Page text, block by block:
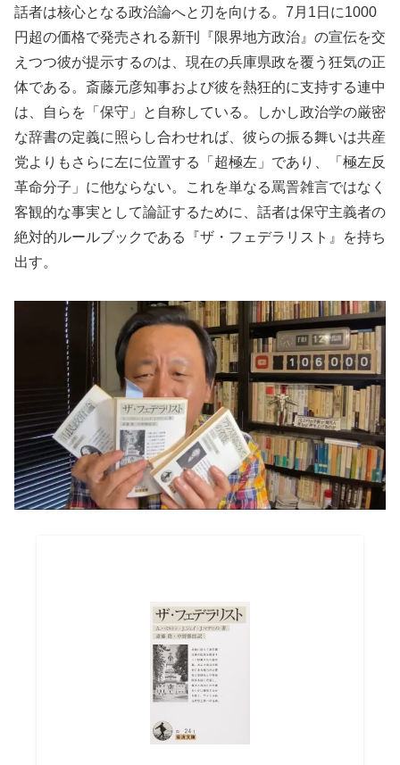
話者は核心となる政治論へと刃を向ける。7月1日に1000
円超の価格で発売される新刊『限界地方政治』の宣伝を交
えつつ彼が提示するのは、現在の兵庫県政を覆う狂気の正
体である。斎藤元彦知事および彼を熱狂的に支持する連中
は、自らを「保守」と自称している。しかし政治学の厳密
な辞書の定義に照らし合わせれば、彼らの振る舞いは共産
党よりもさらに左に位置する「超極左」であり、「極左反
革命分子」に他ならない。これを単なる罵詈雑言ではなく
客観的な事実として論証するために、話者は保守主義者の
絶対的ルールブックである『ザ・フェデラリスト』を持ち
出す。